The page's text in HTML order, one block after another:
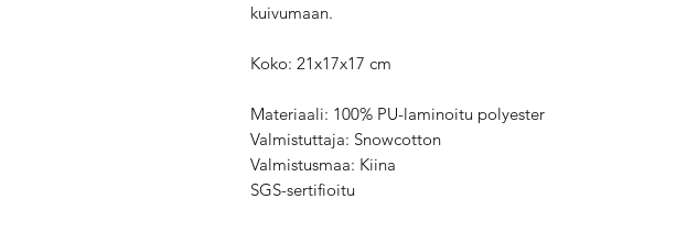
kuivumaan.
Koko: 21x17x17 cm
Materiaali: 100% PU-laminoitu polyester
Valmistuttaja: Snowcotton
Valmistusmaa: Kiina
SGS-sertifioitu